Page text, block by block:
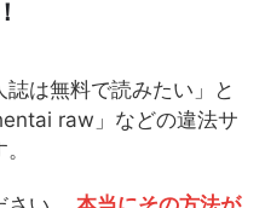
は無料で読みたい」と
raw」などの違法サ